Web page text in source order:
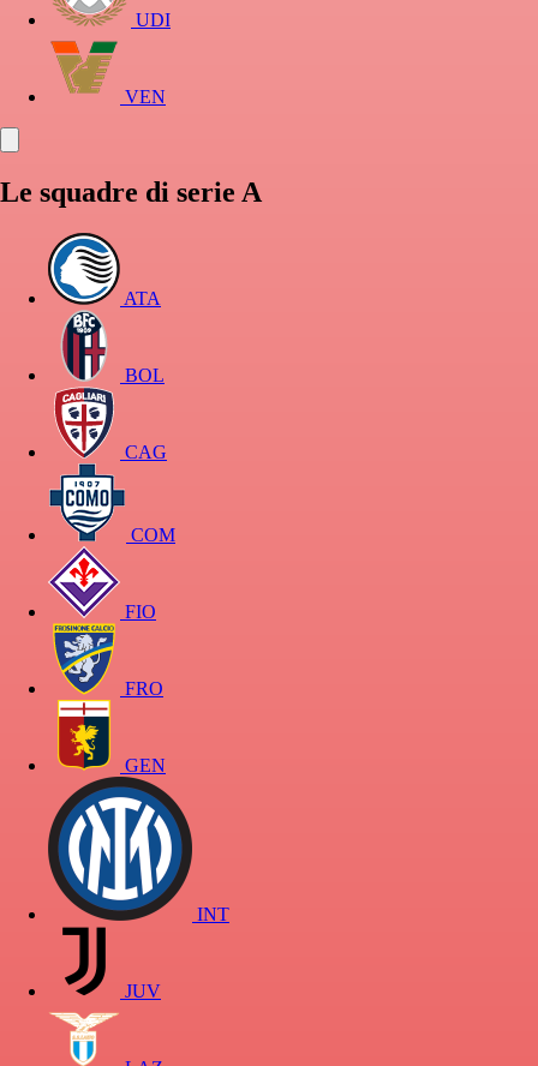
UDI
VEN
Le squadre di serie A
ATA
BOL
CAG
COM
FIO
FRO
GEN
INT
JUV